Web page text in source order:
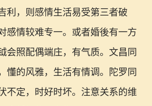
利，则感情生活易受第三者破
感情较难专一。或者婚後有一方
会照配偶端庄，有气质。文昌同
懂的风雅，生活有情调。陀罗同
不定，时好时坏。注意关系的维